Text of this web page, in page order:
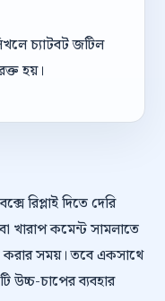
চ্যাটবট জটিল
হয়।
রিপ্লাই দিতে দেরি
খারাপ কমেন্ট সামলাতে
সময়। তবে একসাথে
চাপের ব্যবহার